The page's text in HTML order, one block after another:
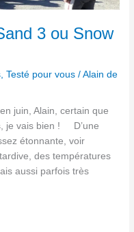
3 ou Snow
,Testé pour vous /Alain de
juin, Alain, certain que
je vais bien ! D’une
étonnante, voir
des températures
aussi parfois très